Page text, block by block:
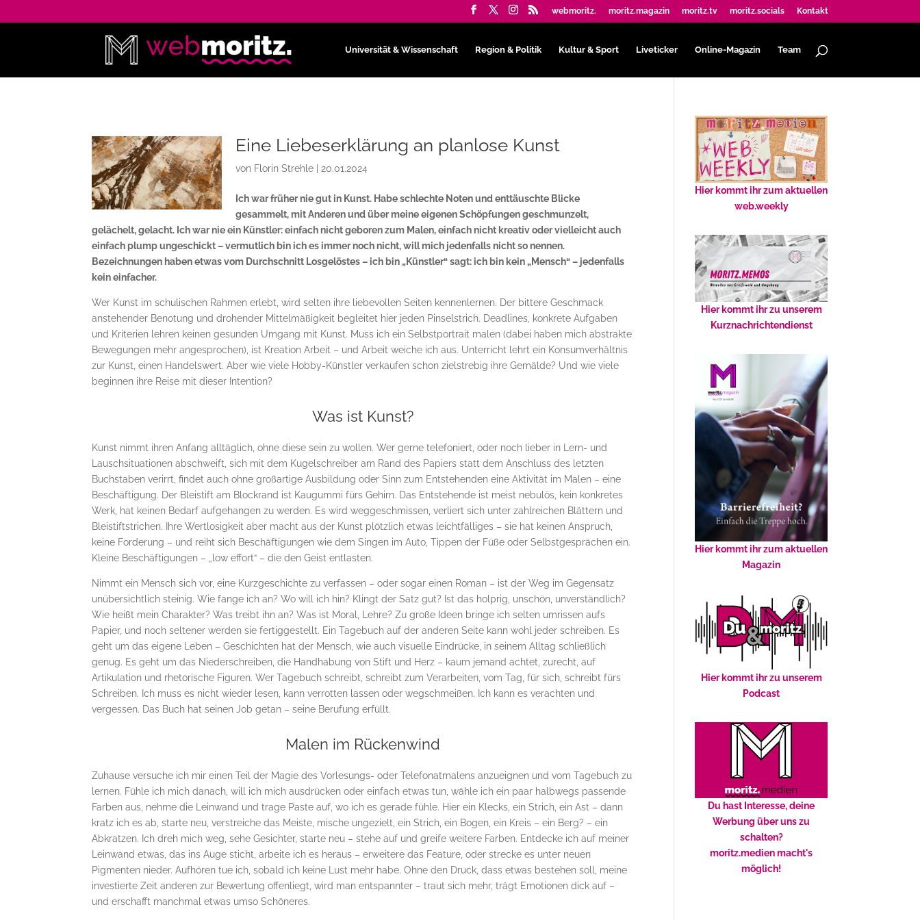
webmoritz. moritz.magazin moritz.tv moritz.socials Kontakt
Universität & Wissenschaft Region & Politik Kultur & Sport Liveticker Online-Magazin Team
Eine Liebeserklärung an planlose Kunst
von Florin Strehle 20.01.2024
Ich war früher nie gut in Kunst. Habe schlechte Noten und enttäuschte Blicke
gesammelt, mit Anderen und über meine eigenen Schöpfungen geschmunzelt,
gelächelt, gelacht. Ich war nie ein Künstler: einfach nicht geboren zum Malen, einfach nicht kreativ oder vielleicht auch
einfach plump ungeschickt – vermutlich bin ich es immer noch nicht, will mich jedenfalls nicht so nennen.
Bezeichnungen haben etwas vom Durchschnitt Losgelöstes – ich bin „Künstler“ sagt: ich bin kein „Mensch“ – jedenfalls
kein einfacher.
Wer Kunst im schulischen Rahmen erlebt, wird selten ihre liebevollen Seiten kennenlernen. Der bittere Geschmack
anstehender Benotung und drohender Mittelmäßigkeit begleitet hier jeden Pinselstrich. Deadlines, konkrete Aufgaben
und Kriterien lehren keinen gesunden Umgang mit Kunst. Muss ich ein Selbstportrait malen (dabei haben mich abstrakte
Bewegungen mehr angesprochen), ist Kreation Arbeit – und Arbeit weiche ich aus. Unterricht lehrt ein Konsumverhältnis
zur Kunst, einen Handelswert. Aber wie viele Hobby-Künstler verkaufen schon zielstrebig ihre Gemälde? Und wie viele
beginnen ihre Reise mit dieser Intention?
Was ist Kunst?
Kunst nimmt ihren Anfang alltäglich, ohne diese sein zu wollen. Wer gerne telefoniert, oder noch lieber in Lern- und
Lauschsituationen abschweift, sich mit dem Kugelschreiber am Rand des Papiers statt dem Anschluss des letzten
Buchstaben verirrt, findet auch ohne großartige Ausbildung oder Sinn zum Entstehenden eine Aktivität im Malen – eine
Beschäftigung. Der Bleistift am Blockrand ist Kaugummi fürs Gehirn. Das Entstehende ist meist nebulös, kein konkretes
Werk, hat keinen Bedarf aufgehangen zu werden. Es wird weggeschmissen, verliert sich unter zahlreichen Blättern und
Bleistiftstrichen. Ihre Wertlosigkeit aber macht aus der Kunst plötzlich etwas leichtfälliges – sie hat keinen Anspruch,
keine Forderung – und reiht sich Beschäftigungen wie dem Singen im Auto, Tippen der Füße oder Selbstgesprächen ein.
Kleine Beschäftigungen – „low effort“ – die den Geist entlasten.
Nimmt ein Mensch sich vor, eine Kurzgeschichte zu verfassen – oder sogar einen Roman – ist der Weg im Gegensatz
unübersichtlich steinig. Wie fange ich an? Wo will ich hin? Klingt der Satz gut? Ist das holprig, unschön, unverständlich?
Wie heißt mein Charakter? Was treibt ihn an? Was ist Moral, Lehre? Zu große Ideen bringe ich selten umrissen aufs
Papier, und noch seltener werden sie fertiggestellt. Ein Tagebuch auf der anderen Seite kann wohl jeder schreiben. Es
geht um das eigene Leben – Geschichten hat der Mensch, wie auch visuelle Eindrücke, in seinem Alltag schließlich
genug. Es geht um das Niederschreiben, die Handhabung von Stift und Herz – kaum jemand achtet, zurecht, auf
Artikulation und rhetorische Figuren. Wer Tagebuch schreibt, schreibt zum Verarbeiten, vom Tag, für sich, schreibt fürs
Schreiben. Ich muss es nicht wieder lesen, kann verrotten lassen oder wegschmeißen. Ich kann es verachten und
vergessen. Das Buch hat seinen Job getan – seine Berufung erfüllt.
Malen im Rückenwind
Zuhause versuche ich mir einen Teil der Magie des Vorlesungs- oder Telefonatmalens anzueignen und vom Tagebuch zu
lernen. Fühle ich mich danach, will ich mich ausdrücken oder einfach etwas tun, wähle ich ein paar halbwegs passende
Farben aus, nehme die Leinwand und trage Paste auf, wo ich es gerade fühle. Hier ein Klecks, ein Strich, ein Ast – dann
kratz ich es ab, starte neu, verstreiche das Meiste, mische ungezielt, ein Strich, ein Bogen, ein Kreis – ein Berg? – ein
Abkratzen. Ich dreh mich weg, sehe Gesichter, starte neu – stehe auf und greife weitere Farben. Entdecke ich auf meiner
Leinwand etwas, das ins Auge sticht, arbeite ich es heraus – erweitere das Feature, oder strecke es unter neuen
Pigmenten nieder. Aufhören tue ich, sobald ich keine Lust mehr habe. Ohne den Druck, dass etwas bestehen soll, meine
investierte Zeit anderen zur Bewertung offenliegt, wird man entspannter – traut sich mehr, trägt Emotionen dick auf –
und erschafft manchmal etwas umso Schöneres.
Hier kommt ihr zum aktuellen
web.weekly
Hier kommt ihr zu unserem
Kurznachrichtendienst
Hier kommt ihr zum aktuellen
Magazin
Hier kommt ihr zu unserem
Podcast
Du hast Interesse, deine
Werbung über uns zu
schalten?
moritz.medien macht's
möglich!